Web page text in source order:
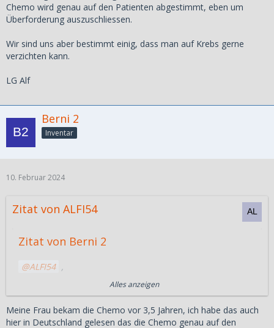
Chemo wird genau auf den Patienten abgestimmt, eben um
Überforderung auszuschliessen.
Wir sind uns aber bestimmt einig, dass man auf Krebs gerne
verzichten kann.
LG Alf
Berni 2
Inventar
10. Februar 2024
Zitat von ALFI54
Zitat von Berni 2
ALFI54 ,
selbstverstaendlich kann man das nicht vergleichen,
Krebs kann man ueberhauptnicht vergleichen, da es
agressiven Krebs. Man muss aber auch immer abwaegen
Alles anzeigen
Meine Frau bekam die Chemo vor 3,5 Jahren, ich habe das auch
hier in Deutschland gelesen das die Chemo genau auf den